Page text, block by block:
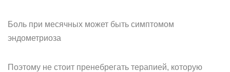
Боль при месячных может быть симптомом
эндометриоза
Поэтому не стоит пренебрегать терапией, которую